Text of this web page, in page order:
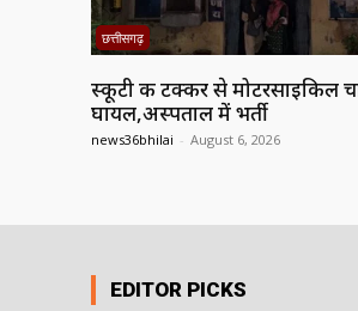
छत्तीसगढ़
स्कूटी की टक्कर से मोटरसाइकिल
घायल,अस्पताल में भर्ती
news36bhilai - August 6, 2026
EDITOR PICKS